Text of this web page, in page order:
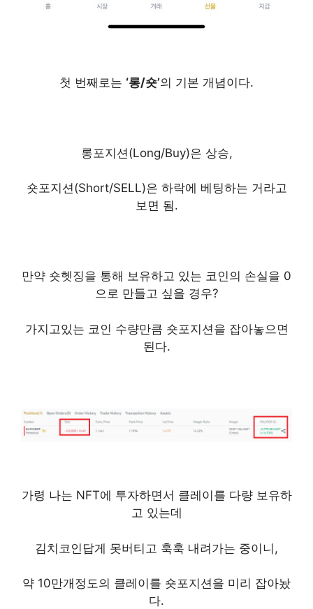
첫 번째로는 ‘롱/숏’의 기본 개념이다.
롱포지션(Long/Buy)은 상승,
숏포지션(Short/SELL)은 하락에 베팅하는 거라고
보면 됨.
만약 숏헷징을 통해 보유하고 있는 코인의 손실을 0
으로 만들고 싶을 경우?
가지고있는 코인 수량만큼 숏포지션을 잡아놓으면
된다.
가령 나는 NFT에 투자하면서 클레이를 다량 보유하
고 있는데
김치코인답게 못버티고 훅훅 내려가는 중이니,
약 10만개정도의 클레이를 숏포지션을 미리 잡아놨
다.